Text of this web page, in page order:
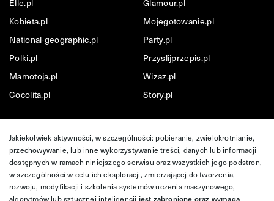
Elle.pl
Glamour.pl
Kobieta.pl
Mojegotowanie.pl
National-geographic.pl
Party.pl
Polki.pl
Przyslijprzepis.pl
Mamotoja.pl
Wizaz.pl
Cocolita.pl
Story.pl
Jakiekolwiek aktywności, w szczególności: pobieranie, zwielokrotnianie,
przechowywanie, lub inne wykorzystywanie treści, danych lub informacji
dostępnych w ramach niniejszego serwisu oraz wszystkich jego podstron,
w szczególności w celu ich eksploracji, zmierzającej do tworzenia,
rozwoju, modyfikacji i szkolenia systemów uczenia maszynowego,
algorytmów lub sztucznej inteligencji jest zabronione oraz wymaga